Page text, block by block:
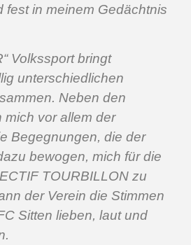
fest in meinem Gedächtnis
Volkssport bringt
unterschiedlichen
Neben den
vor allem der
Begegnungen, die der
bewogen, mich für die
TOURBILLON zu
der Verein die Stimmen
Sitten lieben, laut und